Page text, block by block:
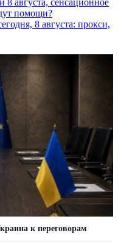
помощи?
8 августа: прокси,
к переговорам